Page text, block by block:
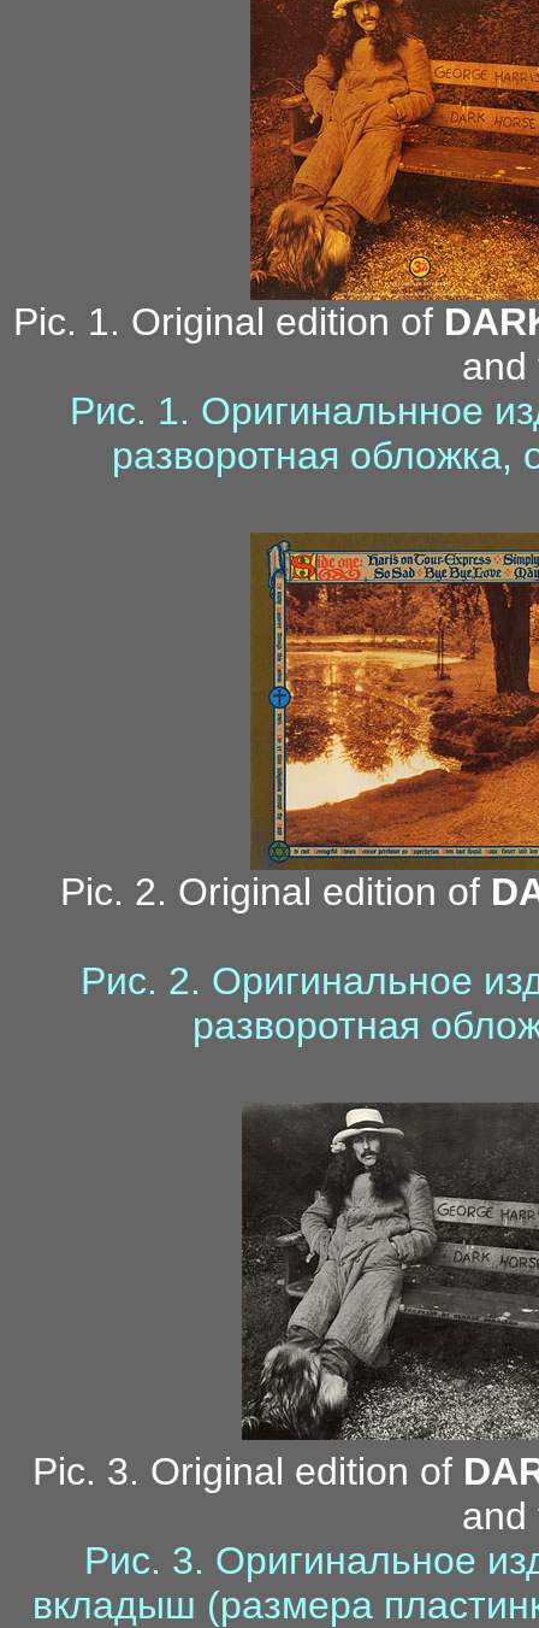
Pic. 1. Original edition of
and
Рис. 1. Оригинальнное
разворотная обложка,
Pic. 2. Original edition of
Рис. 2. Оригинальное
разворотная
Pic. 3. Original edition of
and
Рис. 3. Оригинальное
вкладыш (размера